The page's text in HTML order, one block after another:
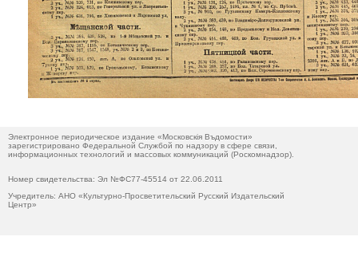
Электронное периодическое издание «Московскiя Въдомости»
зарегистрировано Федеральной Службой по надзору в сфере связи,
информационных технологий и массовых коммуникаций (Роскомнадзор).
Номер свидетельства: Эл №ФС77-45514 от 22.06.2011
Учредитель: АНО «Культурно-Просветительский Русский Издательский
Центр»